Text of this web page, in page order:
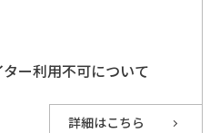
ー利用不可について
詳細はこちら